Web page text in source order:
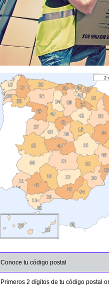
Conoce tu código postal
Primeros 2 dígitos de tu código postal